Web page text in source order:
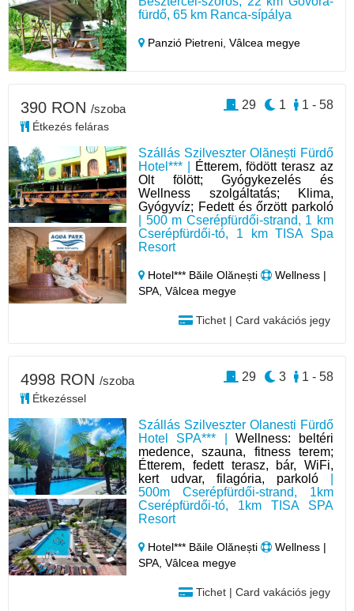
fürdő, 65 km Ranca-sípálya
Panzió Pietreni,Vâlcea megye
Szállás Szilveszter Olănești Fürdő
Hotel*** |
Étterem, födött terasz az
Olt fölött; Gyógykezelés és
Wellness szolgáltatás; Klima,
Gyógyvíz; Fedett és őrzött parkoló
| 500 m Cserépfürdői-strand, 1 km
Cserépfürdői-tó, 1 km TISA Spa
Resort
Hotel*** Băile Olănești
Wellness |
SPA, Vâlcea megye
Tichet | Card vakációs jegy
390 RON /szoba
Étkezés feláras
1 - 58
1
29
Szállás Szilveszter Olanesti Fürdő
Hotel SPA*** | Wellness: beltéri
medence, szauna, fitness terem;
Étterem, fedett terasz, bár, WiFi,
kert udvar, filagória, parkoló
500m Cserépfürdői-strand, 1km
Cserépfürdői-tó, 1km TISA SPA
Resort
Hotel*** Băile Olănești
Wellness |
SPA, Vâlcea megye
Tichet | Card vakációs jegy
4998 RON /szoba
Étkezéssel
1 - 58
3
29